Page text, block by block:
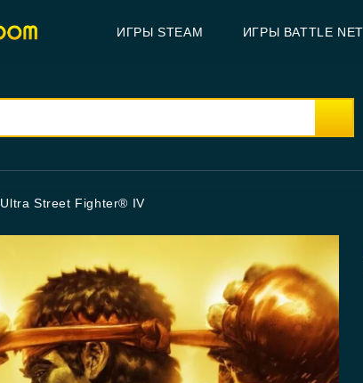
ИГРЫ STEAM ИГРЫ BATTLE NET
Ultra Street Fighter® IV